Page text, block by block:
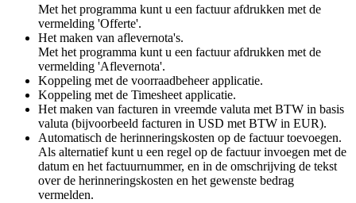
Met het programma kunt u een factuur afdrukken met de
vermelding 'Offerte'.
Het maken van aflevernota's.
Met het programma kunt u een factuur afdrukken met de
vermelding 'Aflevernota'.
Koppeling met de voorraadbeheer applicatie.
Koppeling met de Timesheet applicatie.
Het maken van facturen in vreemde valuta met BTW in basis
valuta (bijvoorbeeld facturen in USD met BTW in EUR).
Automatisch de herinneringskosten op de factuur toevoegen.
Als alternatief kunt u een regel op de factuur invoegen met de
datum en het factuurnummer, en in de omschrijving de tekst
over de herinneringskosten en het gewenste bedrag
vermelden.